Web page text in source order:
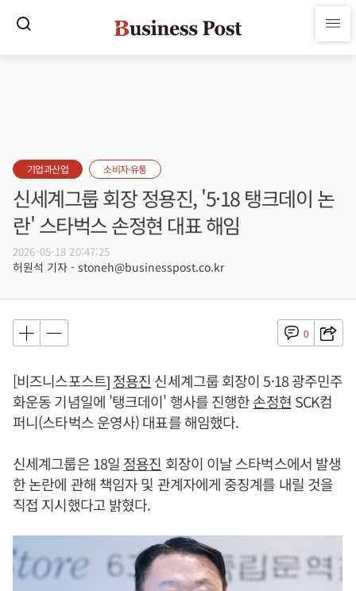
기업과산업 소비자·유통
신세계그룹 회장 정용진, '5·18 탱크데이 논
란' 스타벅스 손정현 대표 해임
2026-05-18 20:47:25
허원석 기자 - stoneh@businesspost.co.kr
0
[비즈니스포스트]정용진 신세계그룹 회장이 5·18 광주민주
화운동 기념일에 '탱크데이' 행사를 진행한손정현 SCK컴
퍼니(스타벅스 운영사) 대표를 해임했다.
신세계그룹은 18일 정용진 회장이 이날 스타벅스에서 발생
한 논란에 관해 책임자 및 관계자에게 중징계를 내릴 것을
직접 지시했다고 밝혔다.